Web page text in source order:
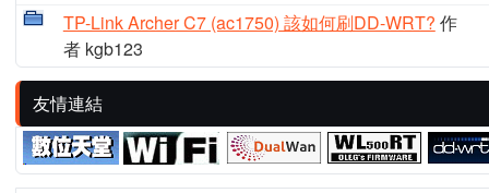
TP-Link Archer C7 (ac1750) 該如何刷DD-WRT? 作
者 kgb123
友情連結